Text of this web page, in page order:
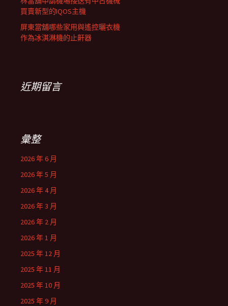
買賣新型的IQOS主機
屏東當舖哪些家用與遙控曬衣機
作為冰淇淋機的止鼾器
近期留言
彙整
2026 年 6 月
2026 年 5 月
2026 年 4 月
2026 年 3 月
2026 年 2 月
2026 年 1 月
2025 年 12 月
2025 年 11 月
2025 年 10 月
2025 年 9 月